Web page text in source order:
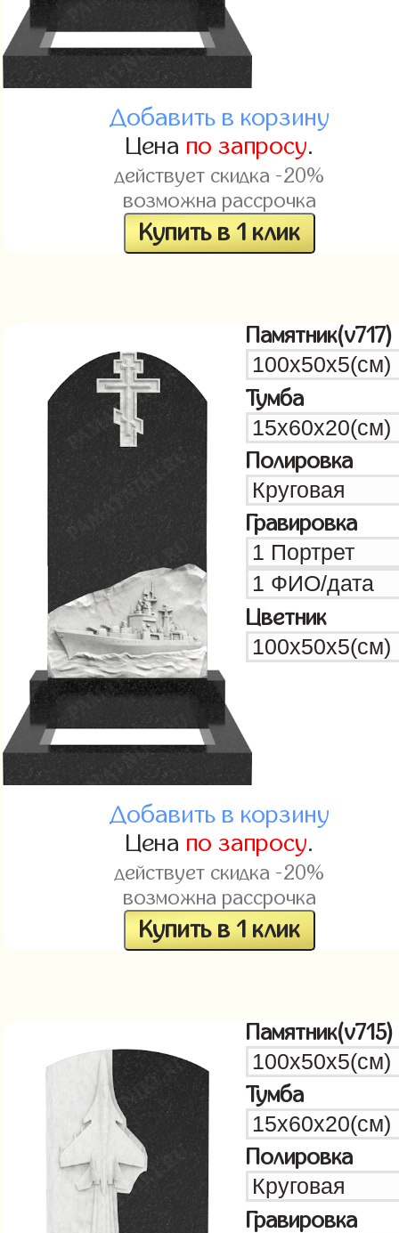
Добавить в корзину
Цена по запросу.
действует скидка -20%
возможна рассрочка
Купить в 1 клик
Памятник(v717)
Тумба
Полировка
Гравировка
Цветник
Добавить в корзину
Цена по запросу.
действует скидка -20%
возможна рассрочка
Купить в 1 клик
Памятник(v715)
Тумба
Полировка
Гравировка